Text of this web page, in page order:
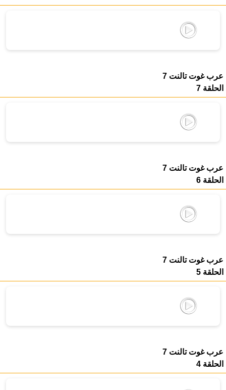
عرب غوت تالنت 7
الحلقة 7
عرب غوت تالنت 7
الحلقة 6
عرب غوت تالنت 7
الحلقة 5
عرب غوت تالنت 7
الحلقة 4